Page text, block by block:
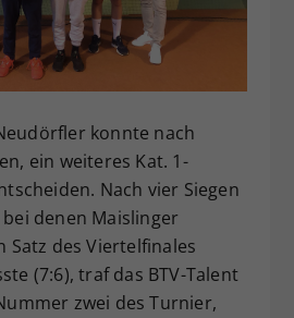
konnte nach
ein weiteres Kat. 1-
Nach vier Siegen
denen Maislinger
Satz des Viertelfinales
(7:6), traf das BTV-Talent
zwei des Turnier,
Wert speichert Ihre Consent-
Unter anderem eine
generierte ID, für die
Speicherung Ihrer
Einstellungen, falls der
Betreiber dies eingestellt